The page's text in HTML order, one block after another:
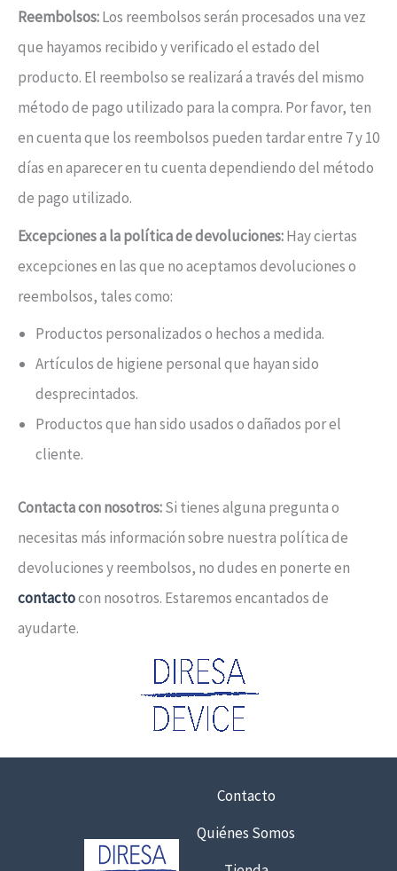
Reembolsos:Los reembolsos serán procesados una vez
que hayamos recibido y verificado el estado del
producto. El reembolso se realizará a través del mismo
método de pago utilizado para la compra. Por favor, ten
en cuenta que los reembolsos pueden tardar entre 7 y 10
días en aparecer en tu cuenta dependiendo del método
de pago utilizado.
Excepciones a la política de devoluciones:Hay ciertas
excepciones en las que no aceptamos devoluciones o
reembolsos, tales como:
Productos personalizados o hechos a medida.
Artículos de higiene personal que hayan sido
desprecintados.
Productos que han sido usados o dañados por el
cliente.
Contacta con nosotros:Si tienes alguna pregunta o
necesitas más información sobre nuestra política de
devoluciones y reembolsos, no dudes en ponerte en
contactocon nosotros. Estaremos encantados de
ayudarte.
Contacto
Quiénes Somos